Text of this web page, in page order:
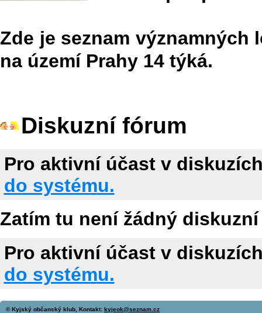
Zde je seznam
na území Prahy 14 týká.
Diskuzní fórum
Pro aktivní účast v
do systému.
Zatím tu není žádný
Pro aktivní účast v
do systému.
© Kyjský občanský klub, Kontakt: kyjeok@seznam.cz